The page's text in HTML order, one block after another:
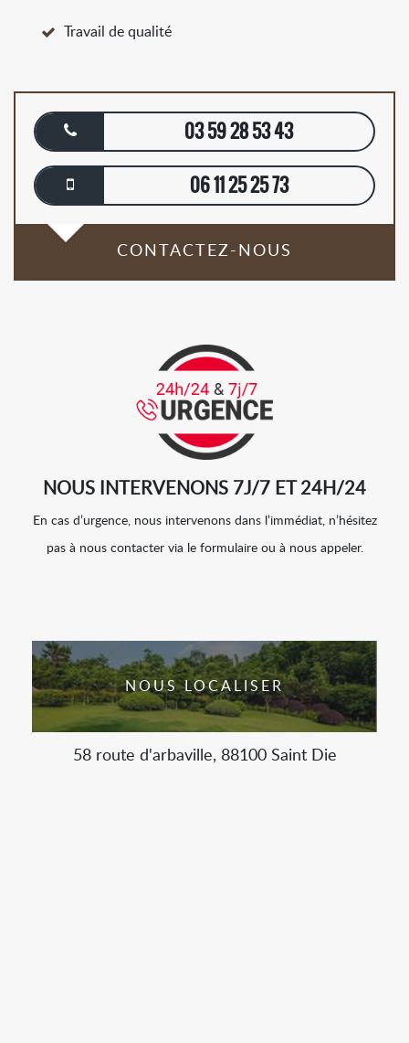
Travail de qualité
03 59 28 53 43
06 11 25 25 73
CONTACTEZ-NOUS
NOUS INTERVENONS 7J/7 ET 24H/24
En cas d’urgence, nous intervenons dans l’immédiat, n’hésitez
pas à nous contacter via le formulaire ou à nous appeler.
NOUS LOCALISER
58 route d'arbaville, 88100 Saint Die